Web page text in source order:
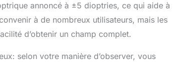
annoncé à ±5 dioptries, ce qui aide à
à de nombreux utilisateurs, mais les
d’obtenir un champ complet.
selon votre manière d’observer, vous